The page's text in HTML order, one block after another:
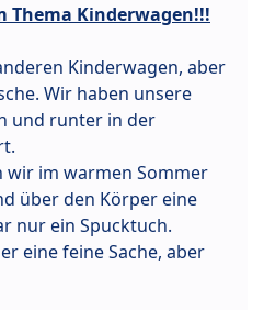
Thema Kinderwagen!!!
Kinderwagen, aber
Wir haben unsere
und runter in der
wir im warmen Sommer
über den Körper eine
nur ein Spucktuch.
eine feine Sache, aber